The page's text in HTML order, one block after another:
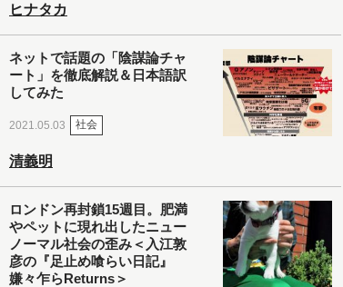
ヒナタカ
ネットで話題の「陰謀論チャ
ート」を徹底解説＆日本語訳
してみた
2021.05.03 社会
清義明
ロンドン再封鎖15週目。肥満
やペットに現れ出したニュー
ノーマル社会の歪み＜入江敦
彦の『足止め喰らい日記』
嫌々乍らReturns＞